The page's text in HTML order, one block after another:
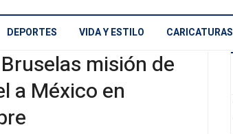
DEPORTES VIDA Y ESTILO CARICATURAS
misión de
a México en